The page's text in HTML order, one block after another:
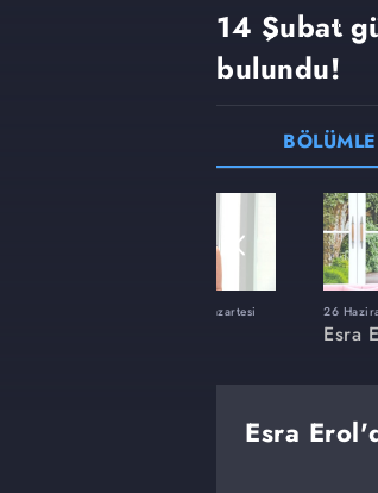
14 Şubat
bulundu!
8 Haziran 2026, Pazartesi 26
Esra
Esra